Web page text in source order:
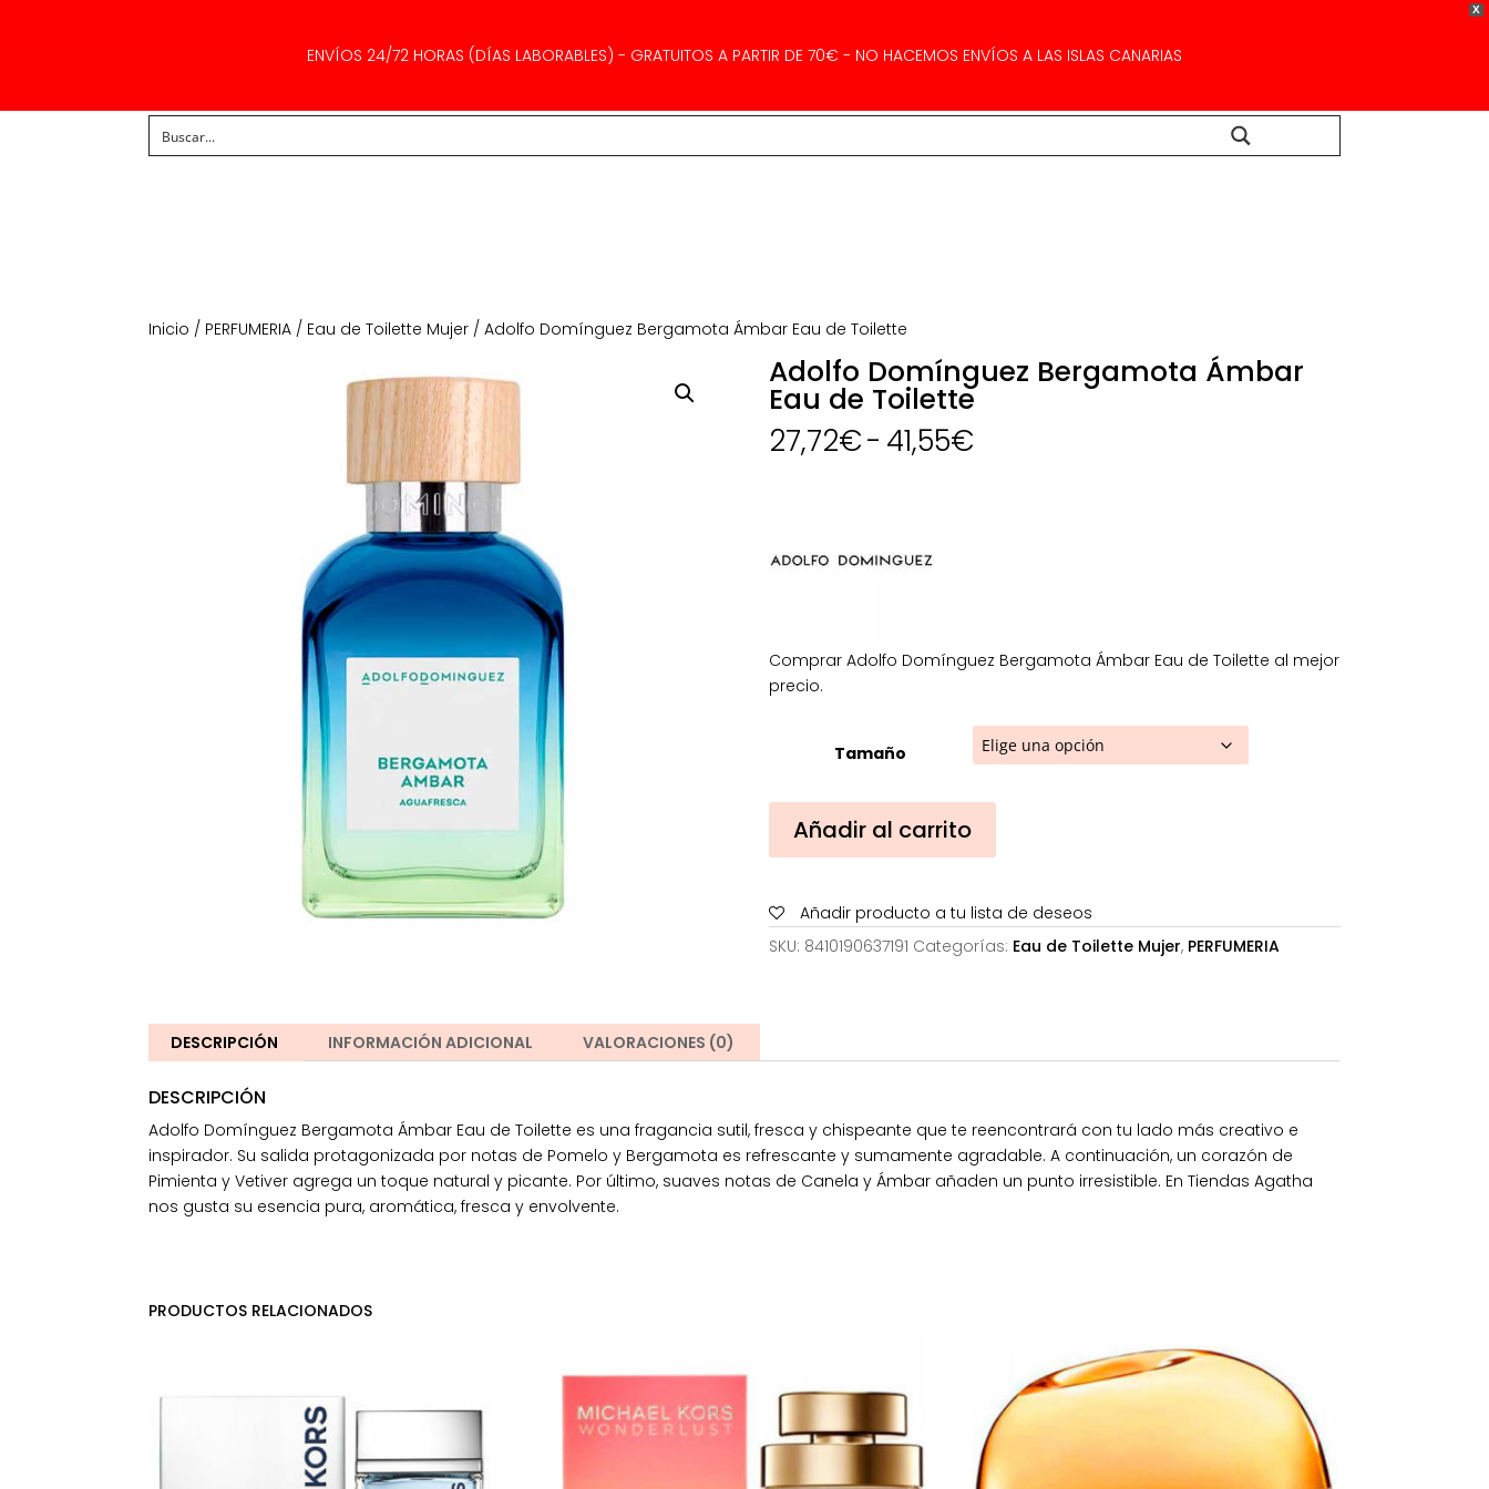
X
ENVÍOS 24/72 HORAS (DÍAS LABORABLES) - GRATUITOS A PARTIR DE 70€ - NO HACEMOS ENVÍOS A LAS ISLAS CANARIAS
Inicio / PERFUMERIA / Eau de Toilette Mujer / Adolfo Domínguez Bergamota Ámbar Eau de Toilette
Adolfo Domínguez Bergamota Ámbar
Eau de Toilette
27,72€- 41,55€Rango
Comprar Adolfo Domínguez Bergamota Ámbar Eau de Toilette al mejor
precio.
Tamaño
Domínguez
Bergamota
Eau
de
Añadir al carrito
Añadir producto a tu lista de deseos
SKU: 8410190637191 Categorías: Eau de Toilette Mujer, PERFUMERIA
DESCRIPCIÓN INFORMACIÓN ADICIONAL VALORACIONES (0)
DESCRIPCIÓN
Adolfo Domínguez Bergamota Ámbar Eau de Toilette es una fragancia sutil, fresca y chispeante que te reencontrará con tu lado más creativo e
inspirador. Su salida protagonizada por notas de Pomelo y Bergamota es refrescante y sumamente agradable. A continuación, un corazón de
Pimienta y Vetiver agrega un toque natural y picante. Por último, suaves notas de Canela y Ámbar añaden un punto irresistible. En Tiendas Agatha
nos gusta su esencia pura, aromática, fresca y envolvente.
PRODUCTOS RELACIONADOS